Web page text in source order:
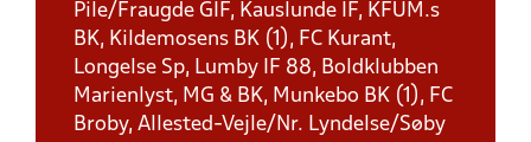
Pile/Fraugde GIF, Kauslunde IF, KFUM.s
BK, Kildemosens BK (1), FC Kurant,
Longelse Sp, Lumby IF 88, Boldklubben
Marienlyst, MG & BK, Munkebo BK (1), FC
Broby, Allested-Vejle/Nr. Lyndelse/Søby